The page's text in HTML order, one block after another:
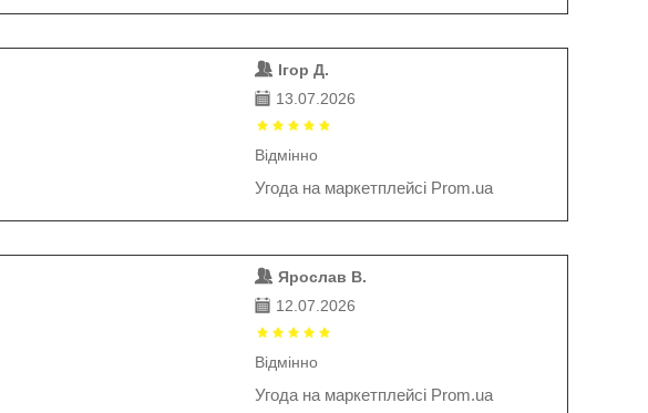
Ігор Д.
13.07.2026
Відмінно
Угода на маркетплейсі Prom.ua
Ярослав В.
12.07.2026
Відмінно
Угода на маркетплейсі Prom.ua